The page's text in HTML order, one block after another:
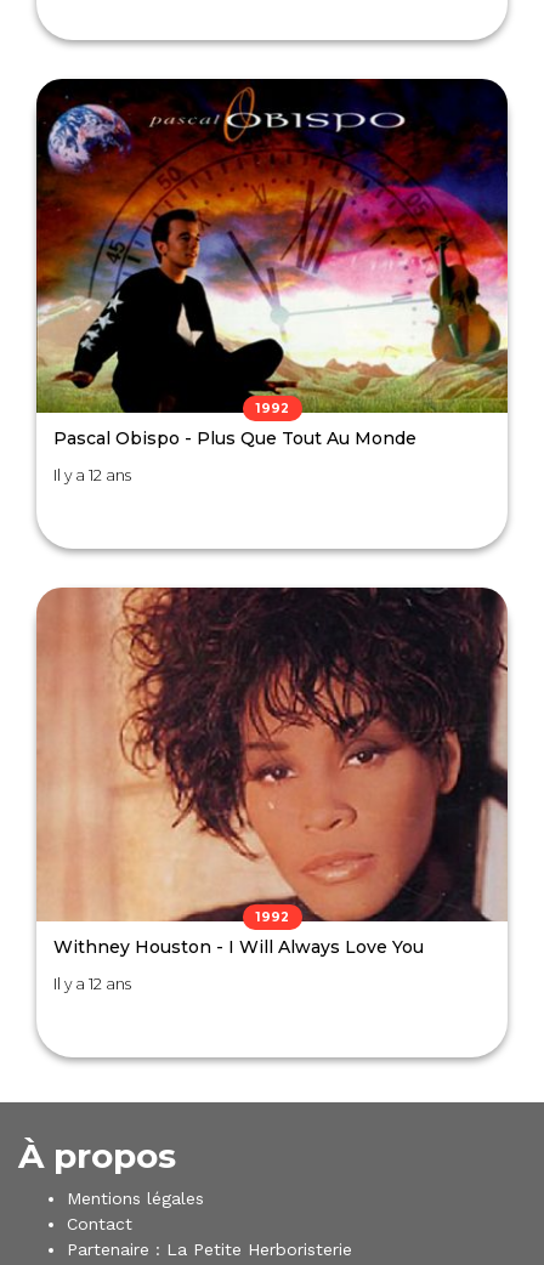
1992
Pascal Obispo - Plus Que Tout Au Monde
Il y a 12 ans
1992
Withney Houston - I Will Always Love You
Il y a 12 ans
À propos
Mentions légales
Contact
Partenaire : La Petite Herboristerie